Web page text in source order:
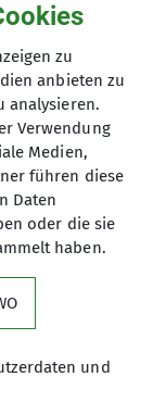
so dass
zu
anbieten zu
analysieren.
Verwendung
Medien,
führen diese
Daten
oder die sie
haben.
und